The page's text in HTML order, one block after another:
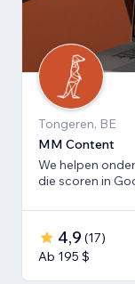
Tongeren, BE
MM Content
We helpen
die scoren in
4,9 (17)
Ab 195 $